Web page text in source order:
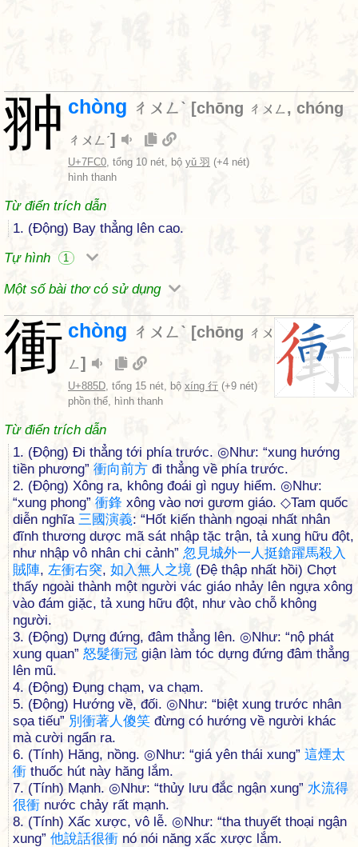
翀 chòng ㄔㄨㄥˋ [chōng ㄔㄨㄥ , chóng
ㄔㄨㄥˊ]
U+7FC0, tổng 10 nét, bộ yǔ 羽 (+4 nét)
hình thanh
Từ điển trích dẫn
1. (Động) Bay thẳng lên cao.
Tự hình
1
Một số bài thơ có sử dụng
衝 chòng ㄔㄨㄥˋ [chōng ㄔㄨ
ㄥ]
U+885D, tổng 15 nét, bộ xíng 行 (+9 nét)
phồn thể, hình thanh
Từ điển trích dẫn
1. (Động) Đi thẳng tới phía trước. ◎Như: “xung hướng
tiền phương” 衝向前方 đi thẳng về phía trước.
2. (Động) Xông ra, không đoái gì nguy hiểm. ◎Như:
“xung phong” 衝鋒 xông vào nơi gươm giáo. ◇Tam quốc
diễn nghĩa 三國演義: “Hốt kiến thành ngoại nhất nhân
đĩnh thương dược mã sát nhập tặc trận, tả xung hữu đột,
như nhập vô nhân chi cảnh” 忽 見城外一人挺鎗躍馬殺入
賊陣, 左衝右突, 如入無人 之境 (Đệ thập nhất hồi) Chợt
thấy ngoài thành một người vác giáo nhảy lên ngựa xông
vào đám giặc, tả xung hữu đột, như vào chỗ không
người.
3. (Động) Dựng đứng, đâm thẳng lên. ◎Như: “nộ phát
xung quan” 怒髮衝冠 giận làm tóc dựng đứng đâm thẳng
lên mũ.
4. (Động) Đụng chạm, va chạm.
5. (Động) Hướng về, đối. ◎Như: “biệt xung trước nhân
sọa tiếu” 別 衝著人傻笑 đừng có hướng về người khác
mà cười ngẩn ra.
6. (Tính) Hăng, nồng. ◎Như: “giá yên thái xung” 這煙太
衝 thuốc hút này hăng lắm.
7. (Tính) Mạnh. ◎Như: “thủy lưu đắc ngận xung” 水流得
很衝 nước chảy rất mạnh.
8. (Tính) Xấc xược, vô lễ. ◎Như: “tha thuyết thoại ngận
xung” 他說話很衝 nó nói năng xấc xược lắm.